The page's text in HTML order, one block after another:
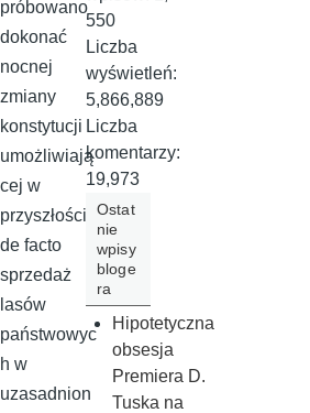
próbowano
dokonać
nocnej
zmiany
konstytucji
umożliwiają
cej w
przyszłości
de facto
sprzedaż
lasów
państwowyc
h w
uzasadnion
550
Liczba
wyświetleń:
5,866,889
Liczba
komentarzy:
19,973
Ostat
nie
wpisy
bloge
ra
Hipotetyczna
obsesja
Premiera D.
Tuska na